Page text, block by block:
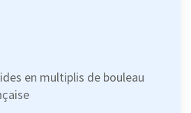
en multiplis de bouleau